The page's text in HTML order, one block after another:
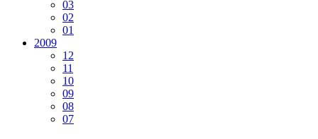
03
02
01
2009
12
11
10
09
08
07